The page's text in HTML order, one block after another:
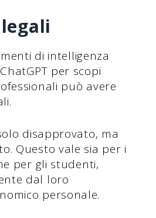
di intelligenza
per scopi
può avere
disapprovato, ma
Questo vale sia per i
per gli studenti,
dal loro
personale.